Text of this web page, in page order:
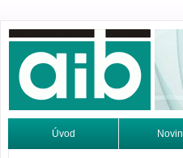
Úvod